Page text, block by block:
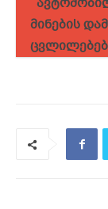
მინების